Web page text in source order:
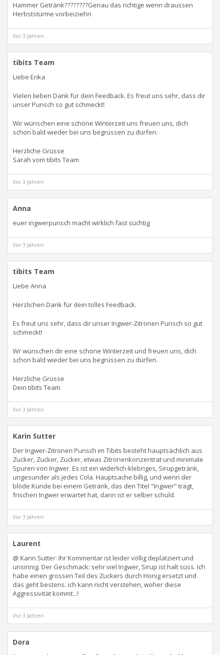
Hammer Getränk????????Genau das richtige wenn draussen
Herbststürme vorbeiziehn
Vor 3 Jahren
tibits Team
Liebe Erika
Vielen lieben Dank für dein Feedback. Es freut uns sehr, dass dir
unser Punsch so gut schmeckt!
Wir wünschen eine schöne Winterzeit uns freuen uns, dich
schon bald wieder bei uns begrüssen zu dürfen.
Herzliche Grüsse
Sarah vom tibits Team
Vor 3 Jahren
Anna
euer ingwerpunsch macht wirklich fast süchtig
Vor 3 Jahren
tibits Team
Liebe Anna
Herzlichen Dank für dein tolles Feedback.
Es freut uns sehr, dass dir unser Ingwer-Zitronen Punsch so gut
schmeckt!
Wr wünschen dir eine schöne Winterzeit und freuen uns, dich
schon bald wieder bei uns begrüssen zu dürfen.
Herzliche Grüsse
Dein tibits Team
Vor 3 Jahren
Karin Sutter
Der Ingwer-Zitronen Punsch im Tibits besteht hauptsächlich aus
Zucker, Zucker, Zucker, etwas Zitronenkonzentrat und minimale
Spuren von Ingwer. Es ist ein widerlich-klebriges, Sirupgetränk,
ungesunder als jedes Cola. Hauptsache billig, und wenn der
blöde Kunde bei einem Getränk, das den Titel "Ingwer" trägt,
frischen Ingwer erwartet hat, dann ist er selber schuld.
Vor 3 Jahren
Laurent
@ Karin Sutter: Ihr Kommentar ist leider völlig deplatziert und
unsinnig. Der Geschmack: sehr viel Ingwer, Sirup ist halt süss. Ich
habe einen grossen Teil des Zuckers durch Honig ersetzt und
das geht bestens. ich kann nicht verstehen, woher diese
Aggressivität kommt...!
Vor 3 Jahren
Dora